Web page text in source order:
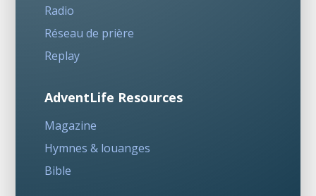
Radio
Réseau de prière
Replay
AdventLife Resources
Magazine
Hymnes & louanges
Bible